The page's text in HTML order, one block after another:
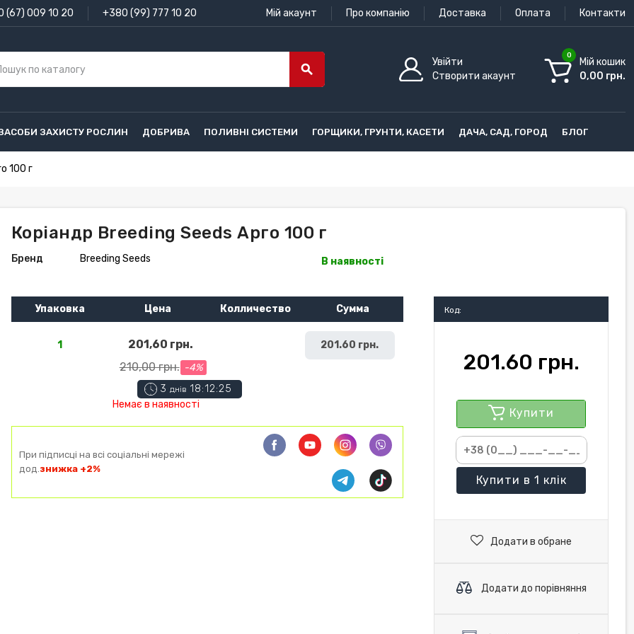
(67) 009 10 20 +380 (99) 777 10 20 Мій акаунт Про компанію Доставка Оплата Контакти
search
Увійти
Створити акаунт
0
Мій кошик
0,00 грн.
ЗАХИСТУ РОСЛИН ДОБРИВА ПОЛИВНІ СИСТЕМИ ГОРЩИКИ, ГРУНТИ, КАСЕТИ ДАЧА, САД, ГОРОД БЛОГ
100 г
Коріандр Breeding Seeds Арго 100 г
Бренд Breeding Seeds В наявності
Упаковка Цена Колличество Сумма
1
201,60 грн.
210,00 грн. -4%
3 днів 18:12:25
Немає в наявності
201.60 грн.
При підписці на всі соціальні мережі
дод.знижка +2%
Код:
201.60 грн.
Купити
Купити в 1 клік
Додати в обране
Додати до порівняння